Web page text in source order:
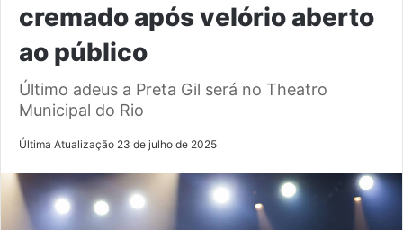
cremado após velório aberto
ao público
Último adeus a Preta Gil será no Theatro
Municipal do Rio
Última Atualização 23 de julho de 2025